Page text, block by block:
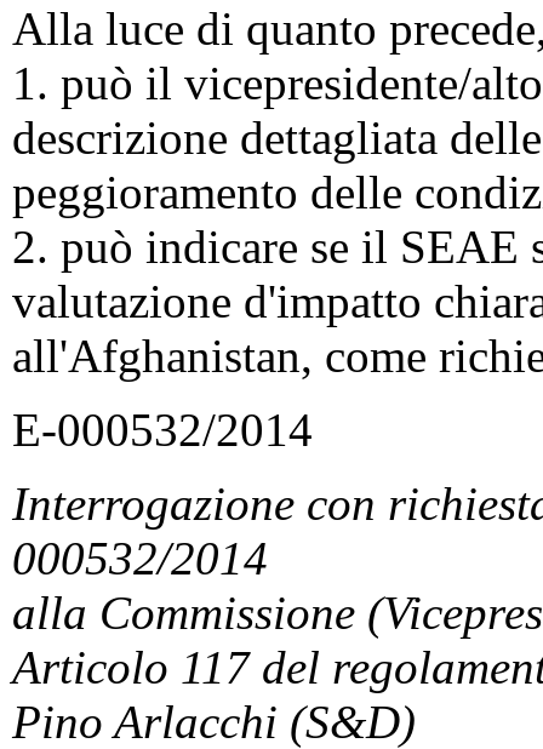
Alla luce di quanto
1. può il vicepresidente/
descrizione dettagliata
peggioramento delle
2. può indicare se il SEAE
valutazione d'impatto
all'Afghanistan, come
E-000532/2014
Interrogazione con
000532/2014
alla Commissione
Articolo 117 del
Pino Arlacchi (S&D)